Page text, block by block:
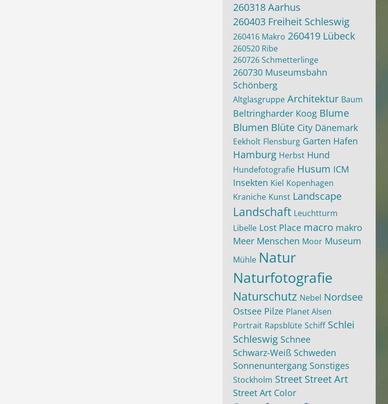
260318 Aarhus
260403 Freiheit Schleswig
260416 Makro 260419 Lübeck
260520 Ribe
260726 Schmetterlinge
260730 Museumsbahn
Schönberg
Altglasgruppe Architektur Baum
Beltringharder Koog Blume
Blumen Blüte City Dänemark
Eekholt Flensburg Garten Hafen
Hamburg Herbst Hund
Hundefotografie Husum ICM
Insekten Kiel Kopenhagen
Kraniche Kunst Landscape
Landschaft Leuchtturm
Libelle Lost Place macro makro
Meer Menschen Moor Museum
Mühle Natur
Naturfotografie
Naturschutz Nebel Nordsee
Ostsee Pilze Planet Alsen
Portrait Rapsblüte Schiff Schlei
Schleswig Schnee
Schwarz-Weiß Schweden
Sonnenuntergang Sonstiges
Stockholm Street Street Art
Street Art Color